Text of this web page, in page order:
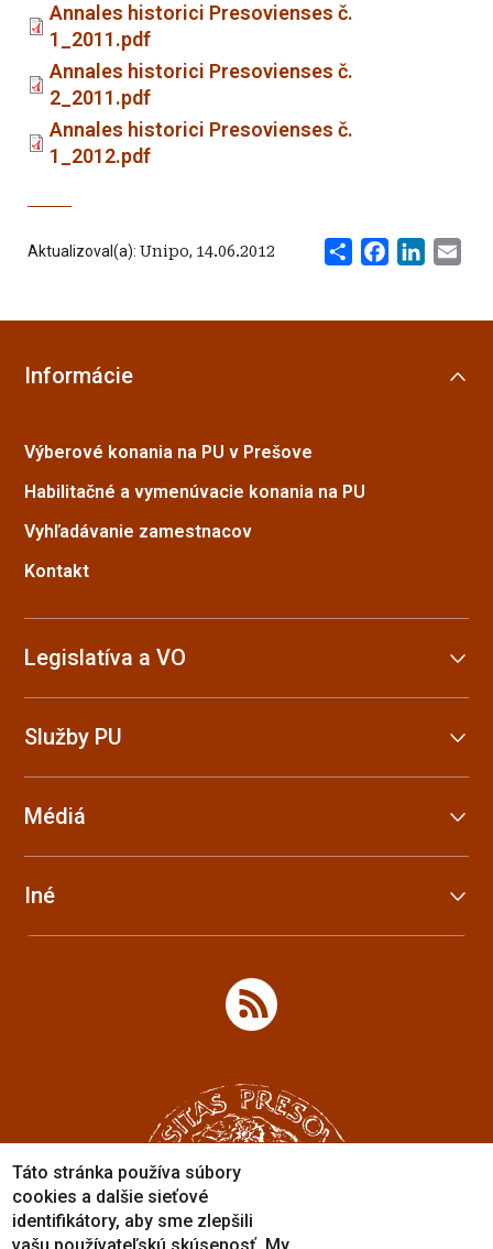
Annales historici Presovienses č.
1_2011.pdf
Annales historici Presovienses č.
2_2011.pdf
Annales historici Presovienses č.
1_2012.pdf
Aktualizoval(a): Unipo, 14.06.2012 Share Facebook
Informácie
Výberové konania na PU v Prešove
Habilitačné a vymenúvacie konania na PU
Vyhľadávanie zamestnacov
Kontakt
Legislatíva a VO
Služby PU
Médiá
Iné
Táto stránka používa súbory
cookies a dalšie sieťové
identifikátory, aby sme zlepšili